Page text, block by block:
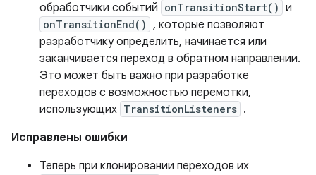
обработчики событий onTransitionStart() и
onTransitionEnd() , которые позволяют
разработчику определить, начинается или
заканчивается переход в обратном направлении.
Это может быть важно при разработке
переходов с возможностью перемотки,
использующих TransitionListeners .
Исправлены ошибки
Теперь при клонировании переходов их